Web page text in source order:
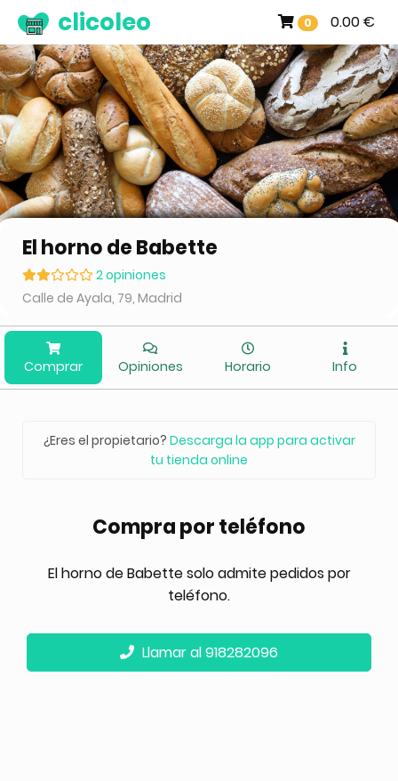
0 0.00 €
clicoleo
El horno de Babette
2 opiniones
Calle de Ayala, 79, Madrid
Comprar Opiniones Horario Info
¿Eres el propietario? Descarga la app para activar
tu tienda online
Compra por teléfono
El horno de Babette solo admite pedidos por
teléfono.
Llamar al 918282096